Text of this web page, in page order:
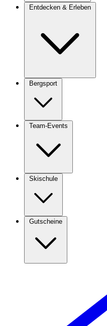
Entdecken & Erleben
Bergsport
Team-Events
Skischule
Gutscheine